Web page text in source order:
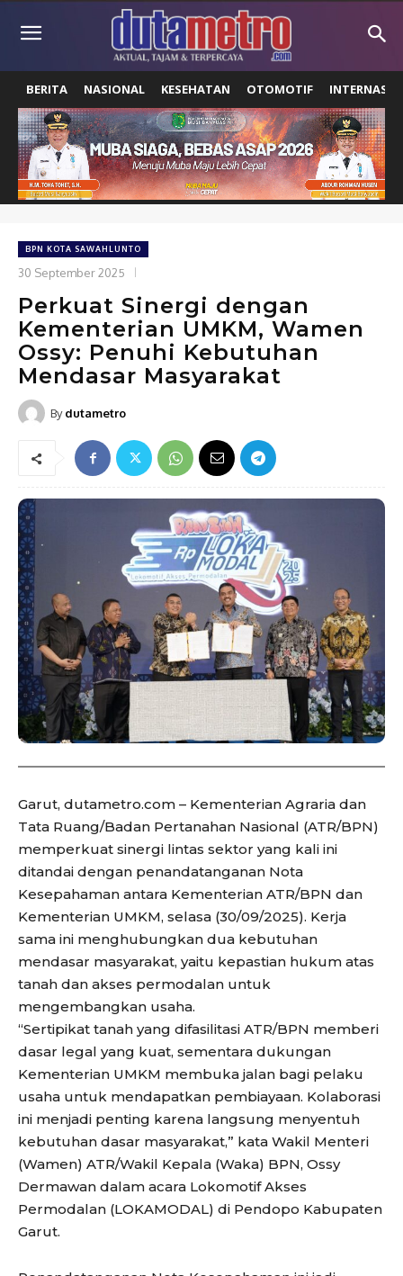
BERITA NASIONAL KESEHATAN OTOMOTIF
BPN KOTA SAWAHLUNTO
30 September 2025
Perkuat Sinergi dengan
Kementerian UMKM, Wamen
Ossy: Penuhi Kebutuhan
Mendasar Masyarakat
By dutametro
Garut, dutametro.com – Kementerian Agraria dan
Tata Ruang/Badan Pertanahan Nasional (ATR/BPN)
memperkuat sinergi lintas sektor yang kali ini
ditandai dengan penandatanganan Nota
Kesepahaman antara Kementerian ATR/BPN dan
Kementerian UMKM, selasa (30/09/2025). Kerja
sama ini menghubungkan dua kebutuhan
mendasar masyarakat, yaitu kepastian hukum atas
tanah dan akses permodalan untuk
mengembangkan usaha.
“Sertipikat tanah yang difasilitasi ATR/BPN memberi
dasar legal yang kuat, sementara dukungan
Kementerian UMKM membuka jalan bagi pelaku
usaha untuk mendapatkan pembiayaan. Kolaborasi
ini menjadi penting karena langsung menyentuh
kebutuhan dasar masyarakat,” kata Wakil Menteri
(Wamen) ATR/Wakil Kepala (Waka) BPN, Ossy
Dermawan dalam acara Lokomotif Akses
Permodalan (LOKAMODAL) di Pendopo Kabupaten
Garut.